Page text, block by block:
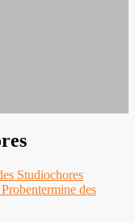
Studiochores
des